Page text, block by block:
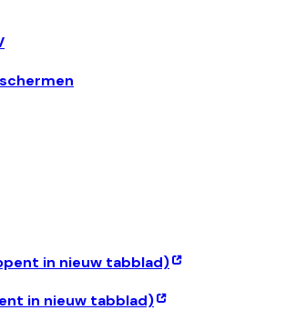
in nieuw tabblad)
in nieuw tabblad)